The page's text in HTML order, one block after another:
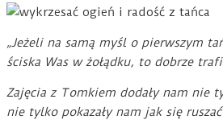
„Jeżeli na samą myśl o pierwszym
ściska Was w żołądku, to dobrze
Zajęcia z Tomkiem dodały nam nie
nie tylko pokazały nam jak się